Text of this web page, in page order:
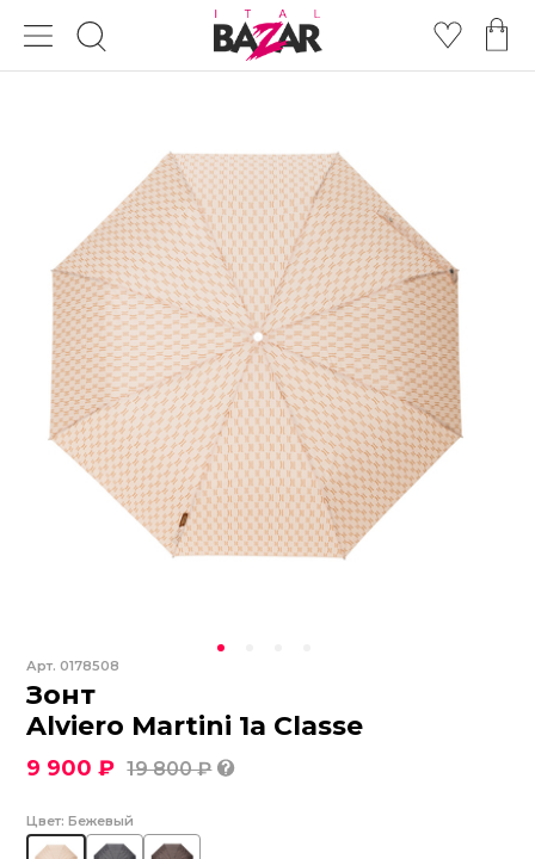
Арт.0178508
Зонт
Alviero Martini 1a Classe
9 900 ₽ 19 800 ₽
Цвет: Бежевый